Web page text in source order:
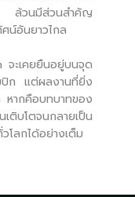
ล้วนมีส่วนสำคัญ
น์อันยาวไกล
ะเคยยืนอยู่บนจุด
ปิก แต่ผลงานที่ยิ่ง
หากคือบทบาทของ
ติบโตจนกลายเป็น
โลกได้อย่างเต็ม